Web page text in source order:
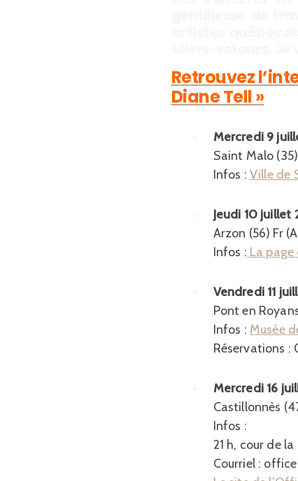
Retrouvez
Diane Tell »
Mercredi 9
Saint Malo
Infos : Ville de
Jeudi 10 juillet
Arzon (56) Fr
Infos : La
Vendredi 11
Pont en
Infos : Musée
Réservations :
Mercredi 16
Castillonnès
Infos :
21 h, cour de
Courriel :